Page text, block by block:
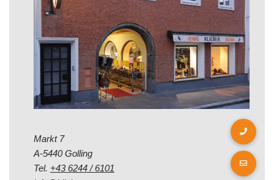
Markt 7
A-5440 Golling
Tel. +43 6244 / 6101